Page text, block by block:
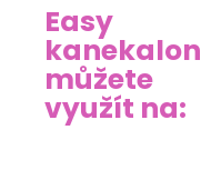
Easy
kanekalon
můžete
využít na: